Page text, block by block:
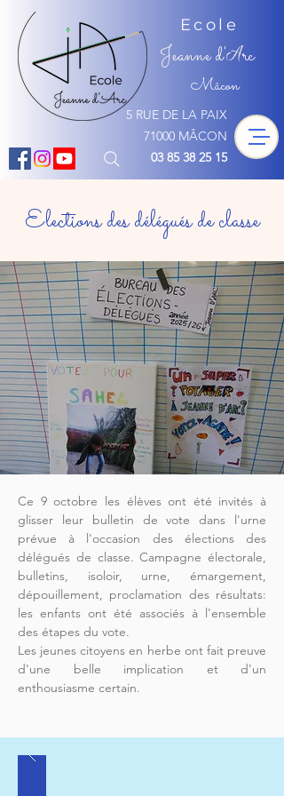
5 RUE DE LA PAIX
71000 MÂCON
03 85 38 25 15
Ecole
Jeanne d'Arc
Mâcon
Elections des délégués de classe
Ce 9 octobre les élèves ont été invités à
glisser leur bulletin de vote dans l'urne
prévue à l'occasion des élections des
délégués de classe. Campagne électorale,
bulletins, isoloir, urne, émargement,
dépouillement, proclamation des résultats:
les enfants ont été associés à l'ensemble
des étapes du vote.
Les jeunes citoyens en herbe ont fait preuve
d'une belle implication et d'un
enthousiasme certain.